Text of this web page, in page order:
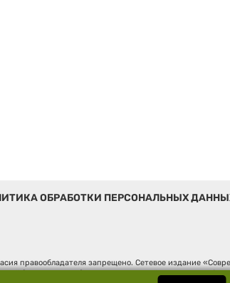
ОБРАБОТКИ ПЕРСОНАЛЬНЫХ
правообладателя запрещено. Сетевое издание
(Роскомнадзор). Регистрационный номер ЭЛ № ФС